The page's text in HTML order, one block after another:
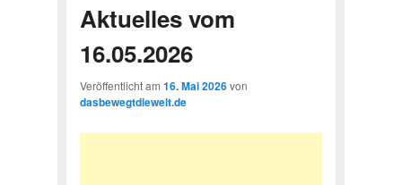
Aktuelles vom
16.05.2026
Veröffentlicht am 16. Mai 2026von
dasbewegtdiewelt.de